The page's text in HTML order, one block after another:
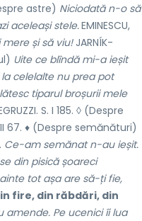
astre) Niciodată n-o să
aceleași stele.EMINESCU,
și să viu!JARNÍK-
Uite ce blîndă mi-a ieșit
la celelalte nu prea pot
tiparul broșurii mele
S. I 185. ◊ (Despre
67. ♦ (Despre semănături)
Ce-am semănat n-au ieșit.
din pisică șoareci
tot așa are să-ți fie,
fire, din răbdări, din
amende. Pe ucenici îi lua